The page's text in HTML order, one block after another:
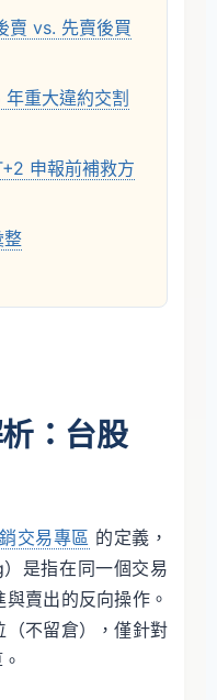
賣 vs. 先賣後買
重大違約交割
申報前補救方
整
：台股
交易專區 的定義，
是指在同一個交易
賣出的反向操作。
（不留倉），僅針對